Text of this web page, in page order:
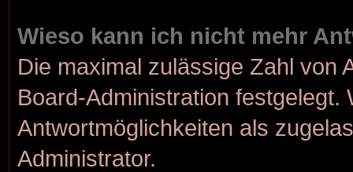
Wieso kann ich nicht mehr
Die maximal zulässige Zahl von
Board-Administration festgelegt.
Antwortmöglichkeiten als
Administrator.